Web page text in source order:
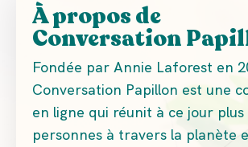
À propos de
Conversation
Fondée par Annie Laforest en
Conversation Papillon est une
en ligne qui réunit à ce jour plus
personnes à travers la planète